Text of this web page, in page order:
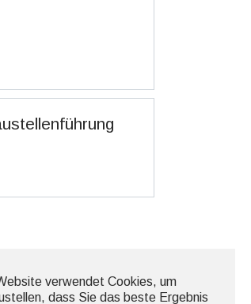
verwendet Cookies, um
dass Sie das beste Ergebnis